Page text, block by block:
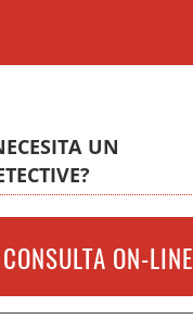
UN
CONSULTA ON-LINE